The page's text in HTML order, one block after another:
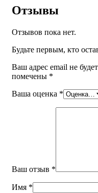
Отзывы
Отзывов пока нет.
Будьте первым, кто
Ваш адрес email не
помечены *
Ваша оценка *
Ваш отзыв *
Имя *